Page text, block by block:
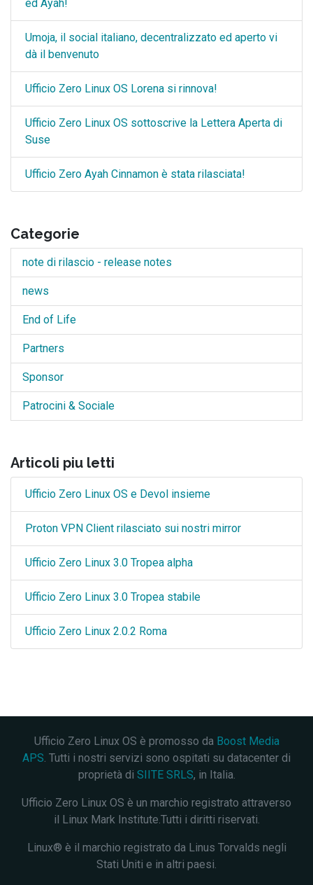
ed Ayah!
Umoja, il social italiano, decentralizzato ed aperto vi
dà il benvenuto
Ufficio Zero Linux OS Lorena si rinnova!
Ufficio Zero Linux OS sottoscrive la Lettera Aperta di
Suse
Ufficio Zero Ayah Cinnamon è stata rilasciata!
Categorie
note di rilascio - release notes
news
End of Life
Partners
Sponsor
Patrocini & Sociale
Articoli piu letti
Ufficio Zero Linux OS e Devol insieme
Proton VPN Client rilasciato sui nostri mirror
Ufficio Zero Linux 3.0 Tropea alpha
Ufficio Zero Linux 3.0 Tropea stabile
Ufficio Zero Linux 2.0.2 Roma
Ufficio Zero Linux OS è promosso da Boost Media
APS. Tutti i nostri servizi sono ospitati su datacenter di
proprietà di SIITE SRLS, in Italia.
Ufficio Zero Linux OS è un marchio registrato attraverso
il Linux Mark Institute.Tutti i diritti riservati.
Linux® è il marchio registrato da Linus Torvalds negli
Stati Uniti e in altri paesi.